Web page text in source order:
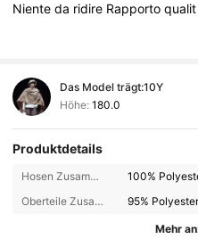
Nienteda ridire Rapporto
Das Model trägt:10Y
Höhe: 180.0
Produktdetails
Hosen Zusammensetzung:
100%
Oberteile Zusammensetzung:
95%
Mehr